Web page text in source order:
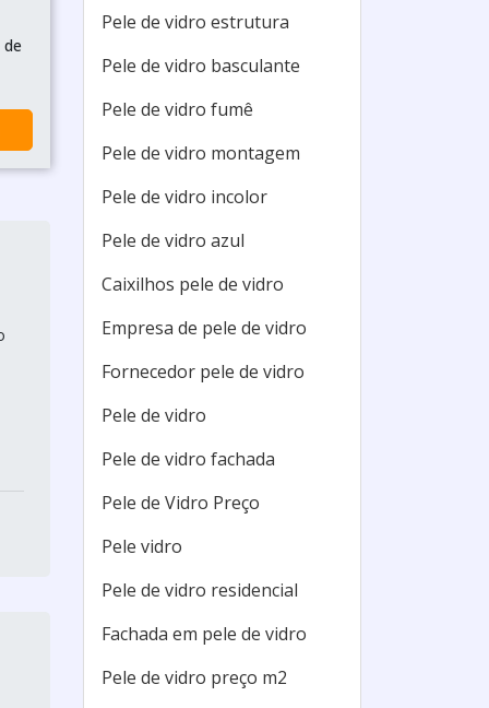
de
Pele de vidro estrutura
Pele de vidro basculante
Pele de vidro fumê
Pele de vidro montagem
Pele de vidro incolor
Pele de vidro azul
Caixilhos pele de vidro
Empresa de pele de vidro
Fornecedor pele de vidro
Pele de vidro
Pele de vidro fachada
Pele de Vidro Preço
Pele vidro
Pele de vidro residencial
Fachada em pele de vidro
Pele de vidro preço m2